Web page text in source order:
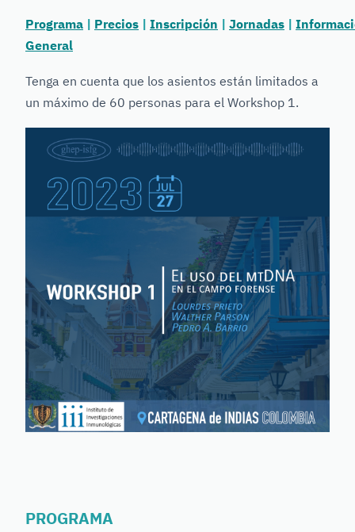
Programa | Precios | Inscripción | Jornadas |
General
Tenga en cuenta que los asientos están limitados a
un máximo de 60 personas para el Workshop 1.
PROGRAMA